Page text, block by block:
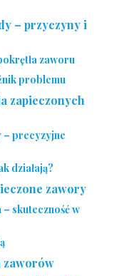
– przyczyny i
zaworu
problemu
zapieczonych
– precyzyjne
działają?
zawory
skuteczność w
zaworów